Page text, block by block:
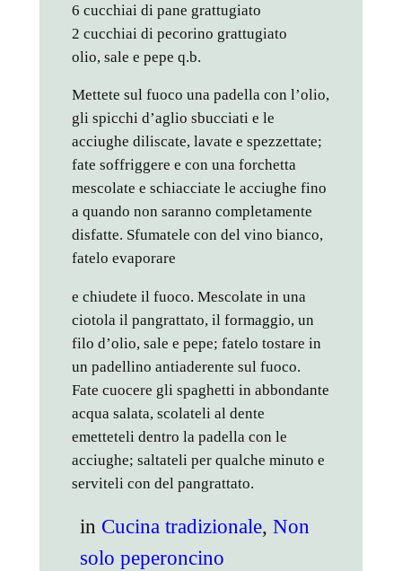
6 cucchiai di pane grattugiato
2 cucchiai di pecorino grattugiato
olio, sale e pepe q.b.
Mettete sul fuoco una padella con l’olio,
gli spicchi d’aglio sbucciati e le
acciughe diliscate, lavate e spezzettate;
fate soffriggere e con una forchetta
mescolate e schiacciate le acciughe fino
a quando non saranno completamente
disfatte. Sfumatele con del vino bianco,
fatelo evaporare
e chiudete il fuoco. Mescolate in una
ciotola il pangrattato, il formaggio, un
filo d’olio, sale e pepe; fatelo tostare in
un padellino antiaderente sul fuoco.
Fate cuocere gli spaghetti in abbondante
acqua salata, scolateli al dente
emetteteli dentro la padella con le
acciughe; saltateli per qualche minuto e
serviteli con del pangrattato.
in Cucina tradizionale, Non
solo peperoncino